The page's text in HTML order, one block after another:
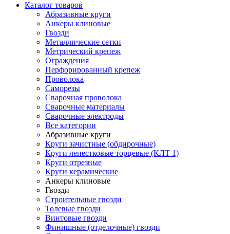
Каталог товаров
Абразивные круги
Анкеры клиновые
Гвозди
Металлические сетки
Метрический крепеж
Ограждения
Перфорированный крепеж
Проволока
Саморезы
Сварочная проволока
Сварочные материалы
Сварочные электроды
Все категории
Абразивные круги
Круги зачистные (обдирочные)
Круги лепестковые торцевые (КЛТ 1)
Круги отрезные
Круги керамические
Анкеры клиновые
Гвозди
Строительные гвозди
Толевые гвозди
Винтовые гвозди
Финишные (отделочные) гвозди